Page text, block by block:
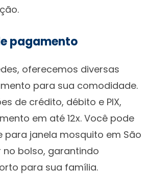
pagamento
oferecemos diversas
para sua comodidade.
de crédito, débito e PIX,
em até 12x. Você pode
para janela mosquito em São
no bolso, garantindo
para sua família.